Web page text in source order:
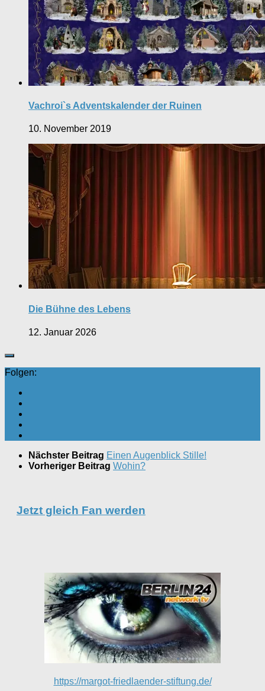
Vachroi`s Adventskalender der Ruinen
10. November 2019
Die Bühne des Lebens
12. Januar 2026
Folgen:
Nächster Beitrag Einen Augenblick Stille!
Vorheriger Beitrag Wohin?
Jetzt gleich Fan werden
https://margot-friedlaender-stiftung.de/